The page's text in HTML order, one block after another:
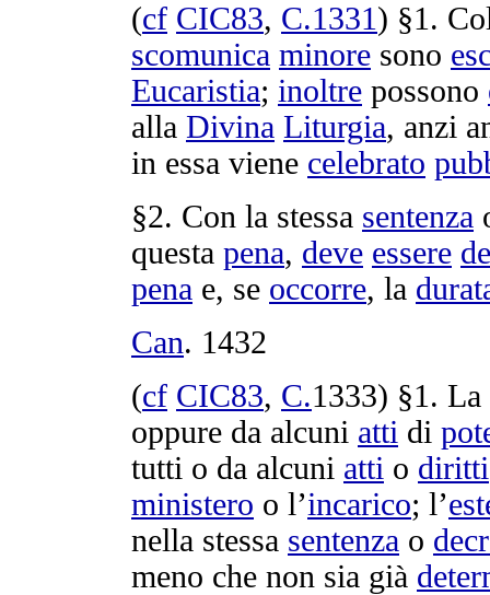
(cf CIC83, C.1331) §1.
scomunica minore sono
Eucaristia; inoltre possono
alla Divina Liturgia, anzi
in essa viene celebrato
§2. Con la stessa sentenza
questa pena, deve essere
pena e, se occorre, la
Can. 1432
(cf CIC83, C.1333) §1. La
oppure da alcuni atti di
tutti o da alcuni atti o diritti
ministero o l’incarico; l’
nella stessa sentenza o
meno che non sia già